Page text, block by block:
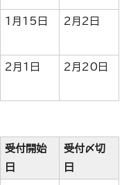
1月15日 2月2日
2月1日 2月20日
受付開始
日
受付〆切
日